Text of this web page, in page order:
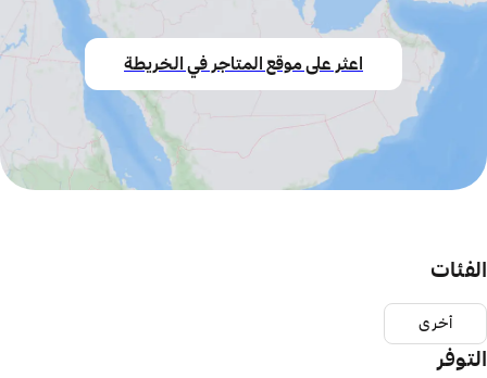
اعثر على موقع المتاجر في الخريطة
الفئات
أخرى
التوفر